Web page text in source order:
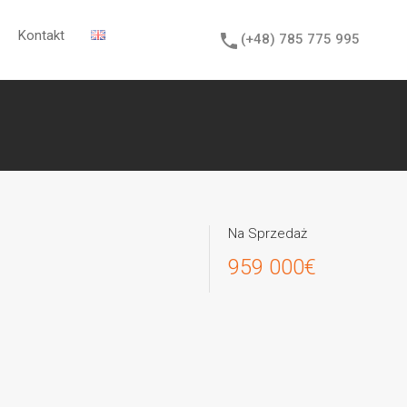
Aktualności (+48) 785 775 995
Kontakt (+48) 785 775 995
Na Sprzedaż
959 000€